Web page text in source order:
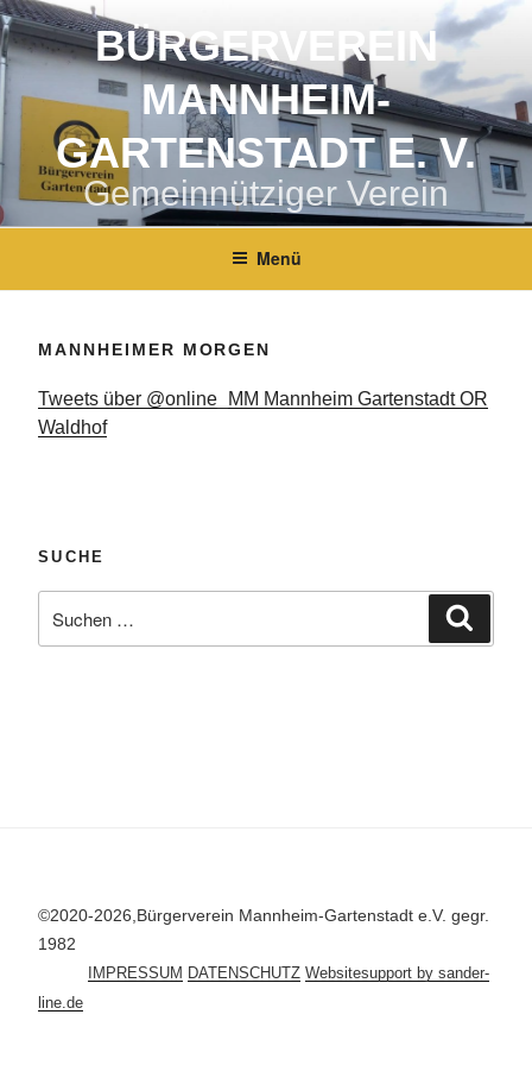
Zum
Inhalt
springen
BÜRGERVEREIN
MANNHEIM-
GARTENSTADT E. V.
Gemeinnütziger Verein
Menü
MANNHEIMER MORGEN
Tweets über @online_MM Mannheim Gartenstadt OR
Waldhof
SUCHE
nach:
©2020-2026,Bürgerverein Mannheim-Gartenstadt e.V. gegr.
1982
IMPRESSUM DATENSCHUTZ Websitesupport by sander-
line.de